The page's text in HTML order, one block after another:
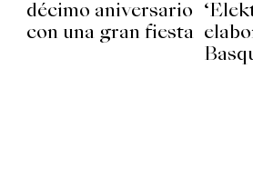
décimo aniversario
con una gran fiesta